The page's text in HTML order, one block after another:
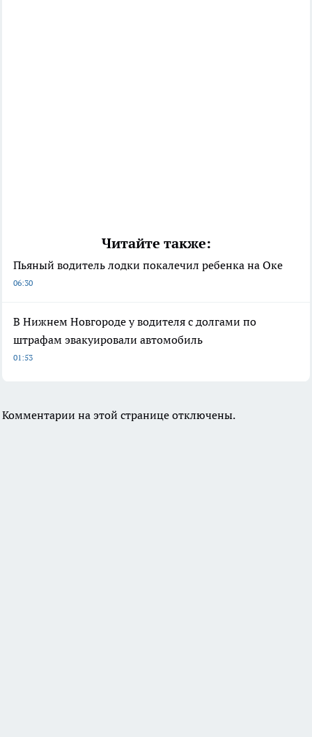
Читайте также:
Пьяный водитель лодки покалечил ребенка на Оке
06:30
В Нижнем Новгороде у водителя с долгами по
штрафам эвакуировали автомобиль
01:53
Комментарии на этой странице отключены.